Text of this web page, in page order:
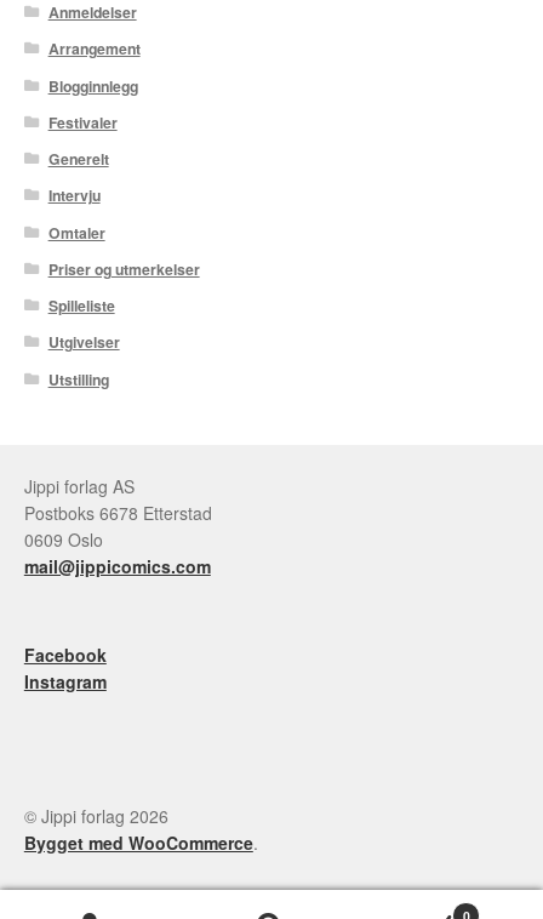
Til kassen
Ordrebekreftelse
Your Account
Anmeldelser
Arrangement
Blogginnlegg
Festivaler
Generelt
Intervju
Omtaler
Priser og utmerkelser
Spilleliste
Utgivelser
Utstilling
Jippi forlag AS
Postboks 6678 Etterstad
0609 Oslo
mail@jippicomics.com
Facebook
Instagram
© Jippi forlag 2026
Bygget med WooCommerce.